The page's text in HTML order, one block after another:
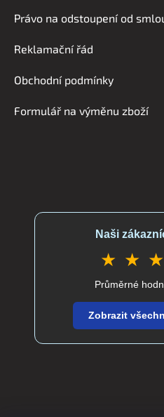
Právo na odstoupení od
Reklamační řád
Obchodní podmínky
Formulář na výměnu zboží
Naši
★ ★
Průměrné
Zobrazit